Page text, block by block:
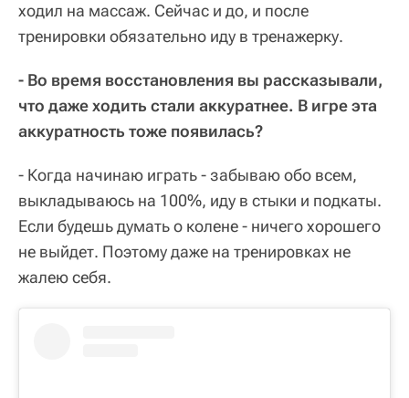
ходил на массаж. Сейчас и до, и после
тренировки обязательно иду в тренажерку.
- Во время восстановления вы рассказывали,
что даже ходить стали аккуратнее. В игре эта
аккуратность тоже появилась?
- Когда начинаю играть - забываю обо всем,
выкладываюсь на 100%, иду в стыки и подкаты.
Если будешь думать о колене - ничего хорошего
не выйдет. Поэтому даже на тренировках не
жалею себя.